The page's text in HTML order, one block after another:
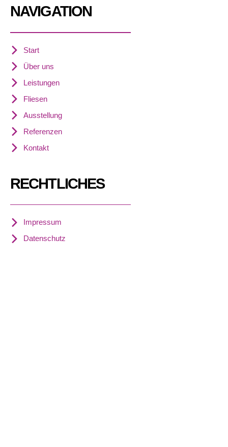
NAVIGATION
Start
Über uns
Leistungen
Fliesen
Ausstellung
Referenzen
Kontakt
RECHTLICHES
Impressum
Datenschutz